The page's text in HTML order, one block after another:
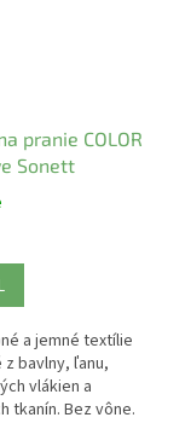
pranie COLOR
Sonett
a jemné textílie
bavlny, ľanu,
vlákien a
tkanín. Bez vône.